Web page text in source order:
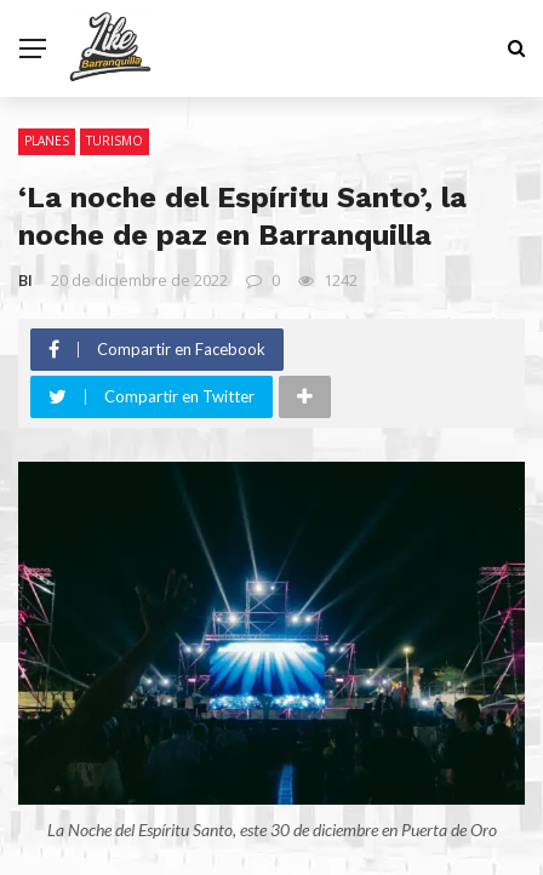
PLANES TURISMO
‘La noche del Espíritu Santo’, la
noche de paz en Barranquilla
BI 20 de diciembre de 2022 0 1242
Compartir en Facebook
Compartir en Twitter
La Noche del Espíritu Santo, este 30 de diciembre en Puerta de Oro